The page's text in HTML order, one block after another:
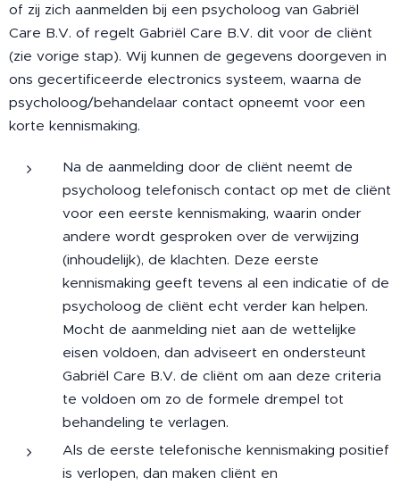
of zij zich aanmelden bij een psycholoog van Gabriël
Care B.V. of regelt Gabriël Care B.V. dit voor de cliënt
(zie vorige stap). Wij kunnen de gegevens doorgeven in
ons gecertificeerde electronics systeem, waarna de
psycholoog/behandelaar contact opneemt voor een
korte kennismaking.
Na de aanmelding door de cliënt neemt de
psycholoog telefonisch contact op met de cliënt
voor een eerste kennismaking, waarin onder
andere wordt gesproken over de verwijzing
(inhoudelijk), de klachten. Deze eerste
kennismaking geeft tevens al een indicatie of de
psycholoog de cliënt echt verder kan helpen.
Mocht de aanmelding niet aan de wettelijke
eisen voldoen, dan adviseert en ondersteunt
Gabriël Care B.V. de cliënt om aan deze criteria
te voldoen om zo de formele drempel tot
behandeling te verlagen.
Als de eerste telefonische kennismaking positief
is verlopen, dan maken cliënt en